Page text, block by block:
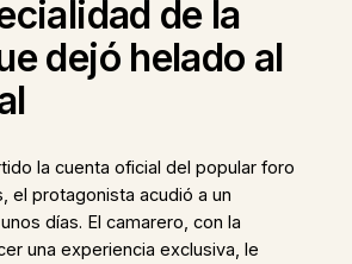
de la
dejó helado al
la cuenta oficial del popular foro
el protagonista acudió a un
días. El camarero, con la
una experiencia exclusiva, le